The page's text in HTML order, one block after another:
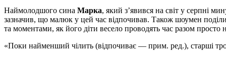
Наймолодшого сина Марка, який з’явився на світ у серпні
зазначив, що малюк у цей час відпочивав. Також шоумен
та моментами, як його діти весело проводять час разом просто
«Поки найменший чілить (відпочиває — прим. ред.), старші